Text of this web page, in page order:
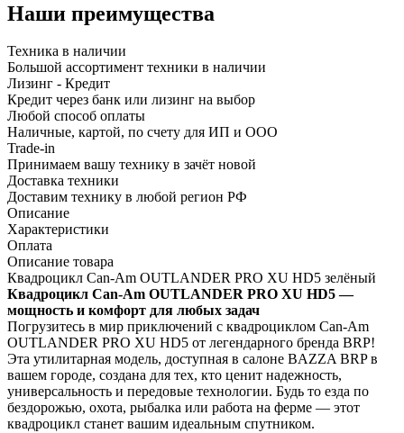
Наши преимущества
Техника в наличии
Большой ассортимент техники в наличии
Лизинг - Кредит
Кредит через банк или лизинг на выбор
Любой способ оплаты
Наличные, картой, по счету для ИП и ООО
Trade-in
Принимаем вашу технику в зачёт новой
Доставка техники
Доставим технику в любой регион РФ
Описание
Характеристики
Оплата
Описание товара
Квадроцикл Can-Am OUTLANDER PRO XU HD5 зелёный
Квадроцикл Can-Am OUTLANDER PRO XU HD5 —
мощность и комфорт для любых задач
Погрузитесь в мир приключений с квадроциклом Can-Am
OUTLANDER PRO XU HD5 от легендарного бренда BRP!
Эта утилитарная модель, доступная в салоне BAZZA BRP в
вашем городе, создана для тех, кто ценит надежность,
универсальность и передовые технологии. Будь то езда по
бездорожью, охота, рыбалка или работа на ферме — этот
квадроцикл станет вашим идеальным спутником.